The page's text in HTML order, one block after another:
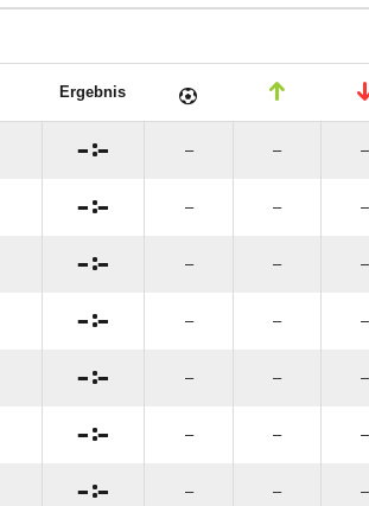
Ergebnis
: – – –
: – – –
: – – –
: – – –
: – – –
: – – –
: – – –